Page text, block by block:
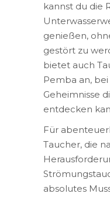
kannst du die
genießen,
gestört zu
bietet auch
Pemba an,
Geheimnisse
entdecken
Für
Taucher, die
absolutes